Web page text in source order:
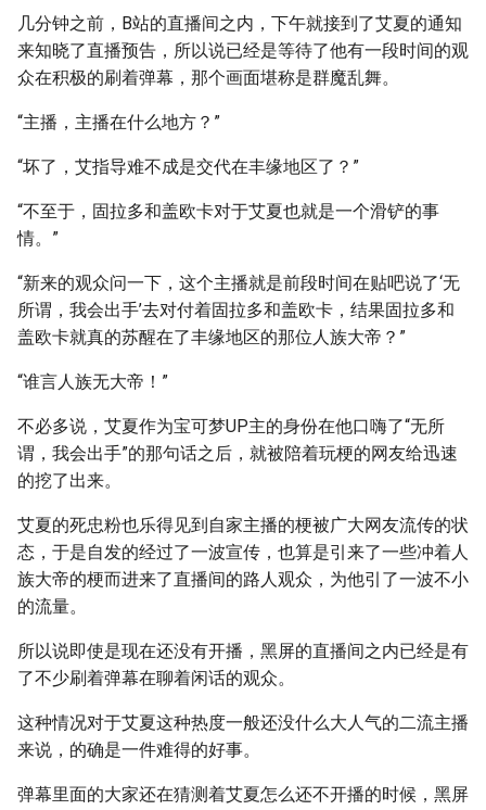
几分钟之前，B站的直播间之内，下午就接到了艾夏的通知
来知晓了直播预告，所以说已经是等待了他有一段时间的观
众在积极的刷着弹幕，那个画面堪称是群魔乱舞。
“主播，主播在什么地方？”
“坏了，艾指导难不成是交代在丰缘地区了？”
“不至于，固拉多和盖欧卡对于艾夏也就是一个滑铲的事
情。”
“新来的观众问一下，这个主播就是前段时间在贴吧说了‘无
所谓，我会出手’去对付着固拉多和盖欧卡，结果固拉多和
盖欧卡就真的苏醒在了丰缘地区的那位人族大帝？”
“谁言人族无大帝！”
不必多说，艾夏作为宝可梦UP主的身份在他口嗨了“无所
谓，我会出手”的那句话之后，就被陪着玩梗的网友给迅速
的挖了出来。
艾夏的死忠粉也乐得见到自家主播的梗被广大网友流传的状
态，于是自发的经过了一波宣传，也算是引来了一些冲着人
族大帝的梗而进来了直播间的路人观众，为他引了一波不小
的流量。
所以说即使是现在还没有开播，黑屏的直播间之内已经是有
了不少刷着弹幕在聊着闲话的观众。
这种情况对于艾夏这种热度一般还没什么大人气的二流主播
来说，的确是一件难得的好事。
弹幕里面的大家还在猜测着艾夏怎么还不开播的时候，黑屏